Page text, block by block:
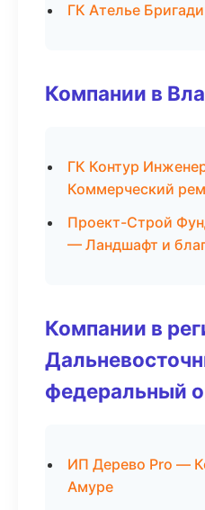
ГК Ателье
Компании в
ГК Контур
Коммерческий
Проект-Строй
— Ландшафт и
Компании в
федеральный
ИП Дерево Pro —
Амуре